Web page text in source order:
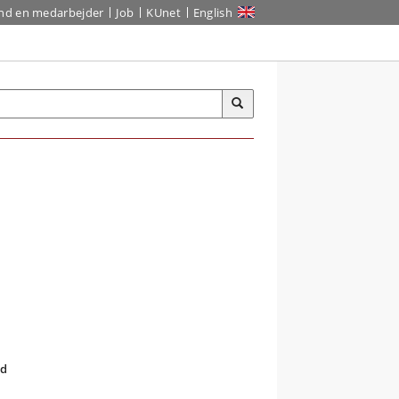
en medarbejder Job KUnet English